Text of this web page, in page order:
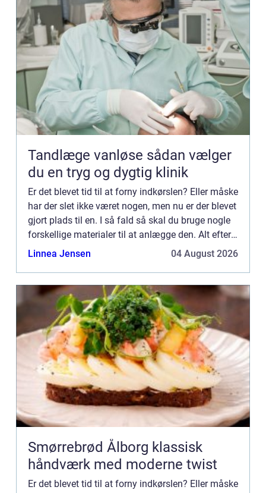
Tandlæge vanløse sådan vælger
du en tryg og dygtig klinik
Er det blevet tid til at forny indkørslen? Eller måske
har der slet ikke været nogen, men nu er der blevet
gjort plads til en. I så fald så skal du bruge nogle
forskellige materialer til at anlægge den. Alt efter
hvilken type indkørsel du ønsker, får...
Linnea Jensen 04 August 2026
Smørrebrød Ålborg klassisk
håndværk med moderne twist
Er det blevet tid til at forny indkørslen? Eller måske